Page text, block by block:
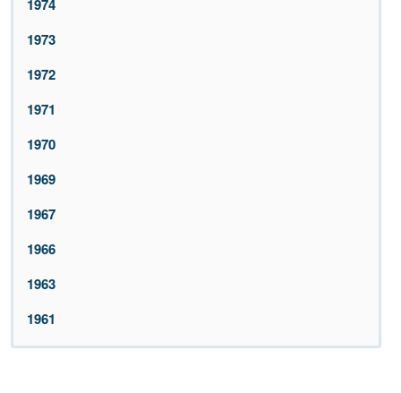
1974
1973
1972
1971
1970
1969
1967
1966
1963
1961